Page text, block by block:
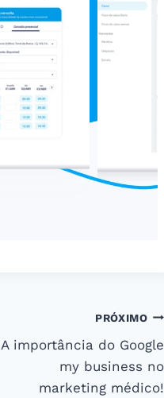
PRÓXIMO
A importância do Google
my business no
marketing médico!